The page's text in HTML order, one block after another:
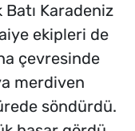
Batı Karadeniz
ekipleri de
çevresinde
merdiven
söndürdü.